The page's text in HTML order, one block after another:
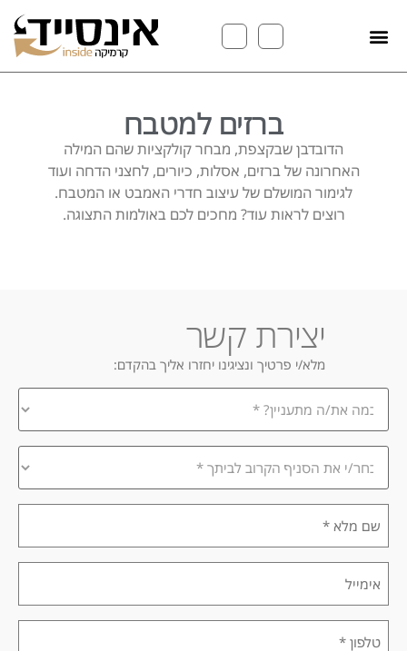
ברזים למטבח
הדובדבן שבקצפת, מבחר קולקציות שהם המילה
האחרונה של ברזים, אסלות, כיורים, לחצני הדחה ועוד
לגימור המושלם של עיצוב חדרי האמבט או המטבח.
רוצים לראות עוד? מחכים לכם באולמות התצוגה.
יצירת קשר
מלא/י פרטיך ונציגינו יחזרו אליך בהקדם:
במה
אתה
בחר/י
את
הקרוב
לביתך
*
שם
מלא
אימייל
טלפון
*